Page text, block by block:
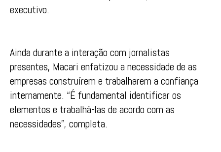
executivo.
Ainda durante a interação com jornalistas
presentes, Macari enfatizou a necessidade de as
empresas construírem e trabalharem a confiança
internamente. “É fundamental identificar os
elementos e trabalhá-las de acordo com as
necessidades”, completa.